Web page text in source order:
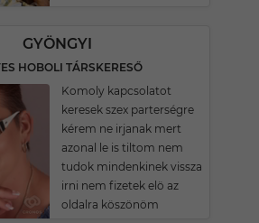
GYÖNGYI
HOBOLI TÁRSKERESŐ
Komoly kapcsolatot
keresek szex parterségre
kérem ne irjanak mert
azonal le is tiltom nem
tudok mindenkinek vissza
irni nem fizetek elö az
oldalra köszönöm